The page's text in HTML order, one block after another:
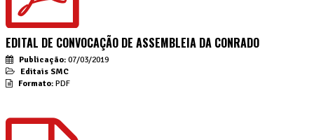
EDITAL DE CONVOCAÇÃO DE ASSEMBLEIA DA CONRADO
Publicação: 07/03/2019
Editais SMC
Formato: PDF